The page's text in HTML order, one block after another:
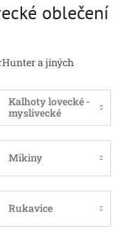
oblečení
a jiných
Kalhoty lovecké -
myslivecké
Mikiny
Rukavice